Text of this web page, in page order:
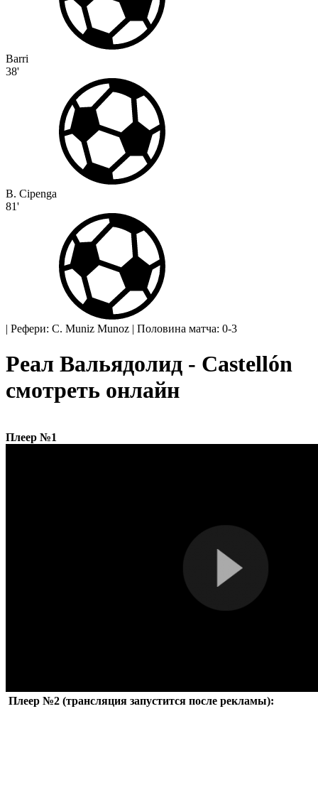
Barri
38'
B. Cipenga
81'
| Рефери: C. Muniz Munoz | Половина матча: 0-3
Реал Вальядолид - Castellón
смотреть онлайн
Плеер №1
Плеер №2 (трансляция запустится после рекламы):